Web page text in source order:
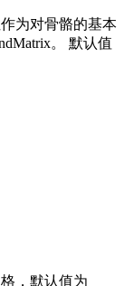
作为对骨骼的基本
。 默认值
，默认值为